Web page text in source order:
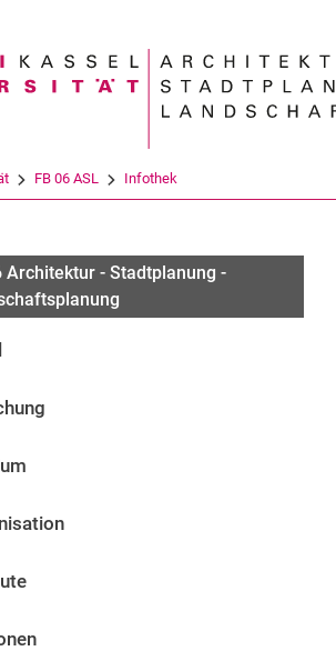
Suchbegriff
FB 06 ASL Infothek
Architektur - Stadtplanung -